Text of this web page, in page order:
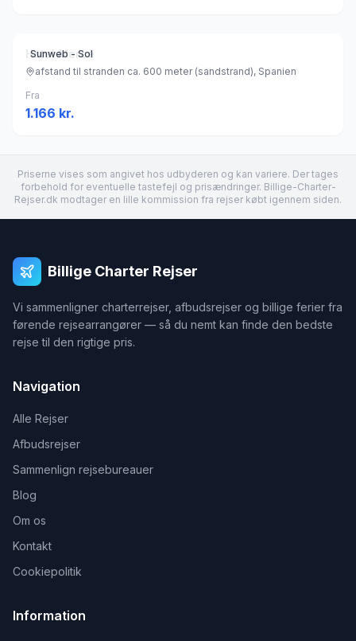
Sunweb - Sol
Hotel Mercè
afstand til stranden ca. 600 meter (sandstrand), Spanien
Fra
1.166 kr.
Priserne vises som angivet hos udbyderen og kan variere. Der tages
forbehold for eventuelle tastefejl og prisændringer. Billige-Charter-
Rejser.dk modtager en lille kommission fra rejser købt igennem siden.
Billige Charter Rejser
Vi sammenligner charterrejser, afbudsrejser og billige ferier fra
førende rejsearrangører — så du nemt kan finde den bedste
rejse til den rigtige pris.
Navigation
Alle Rejser
Afbudsrejser
Sammenlign rejsebureauer
Blog
Om os
Kontakt
Cookiepolitik
Information